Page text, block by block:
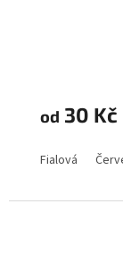
od 30 Kč
Fialová